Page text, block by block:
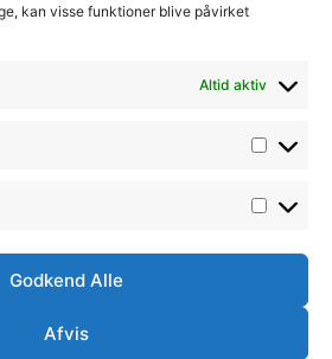
kan visse funktioner blive påvirket
Altid aktiv
Godkend Alle
Afvis
𝘀𝗽𝗶𝗹𝗹𝗲𝗿
17. april 2026
Velkommen
til Emilie
7. februar